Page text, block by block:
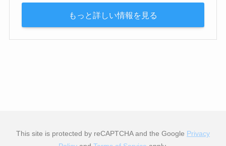
もっと詳しい情報を見る
This site is protected by reCAPTCHA and the Google Privacy